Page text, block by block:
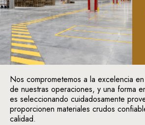
Nos comprometemos a la excelencia
de nuestras operaciones, y una forma
es seleccionando cuidadosamente
proporcionen materiales crudos
calidad.